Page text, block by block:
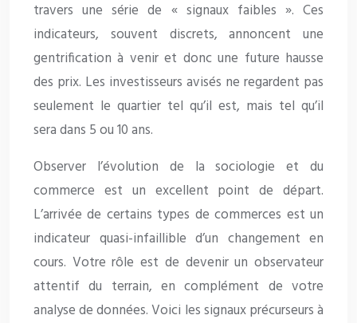
travers une série de « signaux faibles ». Ces
indicateurs, souvent discrets, annoncent une
gentrification à venir et donc une future hausse
des prix. Les investisseurs avisés ne regardent pas
seulement le quartier tel qu’il est, mais tel qu’il
sera dans 5 ou 10 ans.
Observer l’évolution de la sociologie et du
commerce est un excellent point de départ.
L’arrivée de certains types de commerces est un
indicateur quasi-infaillible d’un changement en
cours. Votre rôle est de devenir un observateur
attentif du terrain, en complément de votre
analyse de données. Voici les signaux précurseurs à